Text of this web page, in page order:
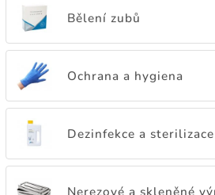
Bělení zubů
Ochrana a hygiena
Dezinfekce a sterilizace
Nerezové a skleněné